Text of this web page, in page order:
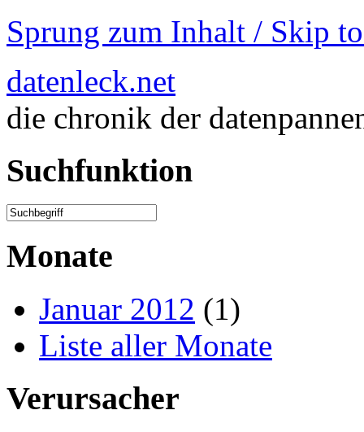
Sprung zum Inhalt / Skip
datenleck.net
die chronik der
Suchfunktion
Monate
Januar 2012 (1)
Liste aller Monate
Verursacher